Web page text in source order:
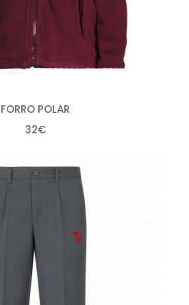
FORRO POLAR
32€